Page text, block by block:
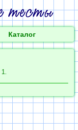
Каталог